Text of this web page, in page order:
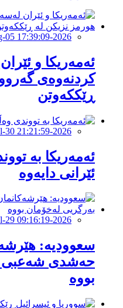
2026-Aug-05 17:39:09
ئەمەریكا و
كردنەوەی
ڕێككەوتن
2026-Jul-30 21:21:59
ئەمەریکا بە
ئێرانی دایەوە
2026-Jul-29 09:16:19
‏سعوودیە:
حەشدی شەعبی
بووە